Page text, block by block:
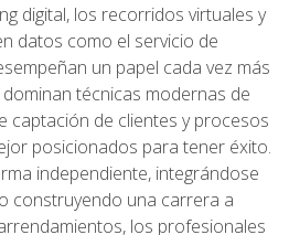
digital, los recorridos virtuales y
datos como el servicio de
un papel cada vez más
técnicas modernas de
captación de clientes y procesos
posicionados para tener éxito.
independiente, integrándose
construyendo una carrera a
los profesionales